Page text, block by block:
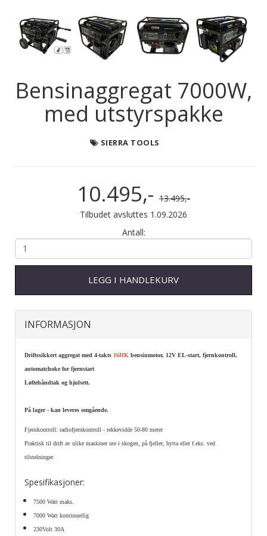
Bensinaggregat 7000W,
med utstyrspakke
SIERRA TOOLS
10.495,- 13.495,-
Tilbudet avsluttes 1.09.2026
Antall:
LEGG I HANDLEKURV
INFORMASJON
Driftssikkert aggregat med 4-takts 16HK bensinmotor, 12V EL-start, fjernkontroll,
automatchoke for fjernstart
Løftehåndtak og hjulsett.
På lager - kan leveres omgående.
Fjernkontroll: radiofjernkontroll - rekkevidde 50-80 meter
Praktisk til drift av ulike maskiner ute i skogen, på fjellet, hytta eller f.eks. ved
tilstelninger.
Spesifikasjoner:
7500 Watt maks.
7000 Watt kontinuerlig
230Volt 30A